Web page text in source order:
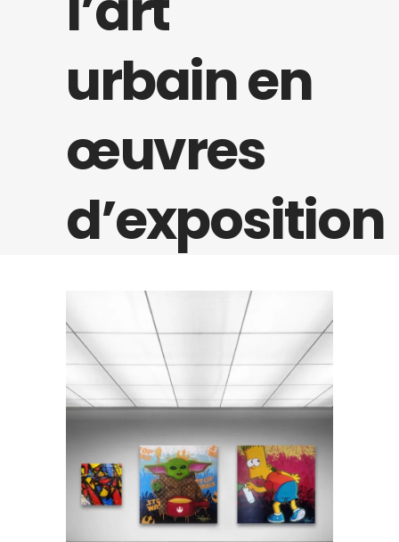
urbain en
œuvres
d’exposition